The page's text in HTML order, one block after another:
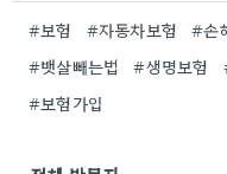
#보험 #자동차보험 #손
#뱃살빼는법
#생명보험
#보험가입